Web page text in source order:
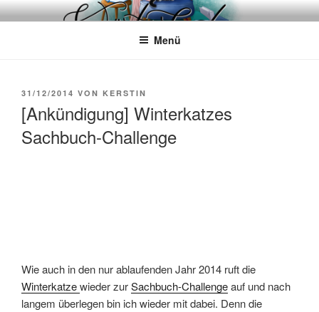
Zum
InhaltWÖRTERKATZE
Von Büchern erzählen
Menü
VERÖFFENTLICHT
31/12/2014 VON KERSTIN
[Ankündigung] Winterkatzes
Sachbuch-Challenge
Wie auch in den nur ablaufenden Jahr 2014 ruft die
Winterkatzewieder zurSachbuch-Challengeauf und nach
langem überlegen bin ich wieder mit dabei. Denn die